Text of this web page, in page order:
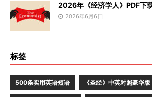
2026年《经济学人》PDF下
2026年6月6日
标签
500条实用英语短语 《圣经》中英对照豪华版